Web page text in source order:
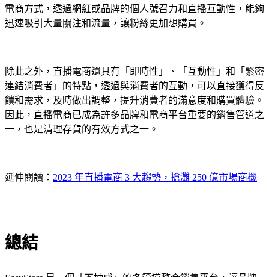
電商方式，透過網紅或品牌的個人號召力和直播互動性，能夠
迅速吸引大量關注和流量，讓粉絲更加想購買。
除此之外，直播電商還具有「即時性」、「互動性」和「緊密
連結消費者」的特點，透過與消費者的互動，可以直接獲得反
饋和需求，及時做出調整，提升消費者的滿意度和購買體驗。
因此，直播電商已成為許多品牌和電商平台重要的銷售管道之
一，也是清理存貨的有效方式之一。
延伸閱讀： 2023 年直播電商 3 大趨勢，搶灘 250 億市場商機
總結